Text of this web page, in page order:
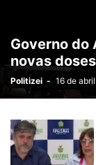
Governo do
novas
Politizei - 16 de